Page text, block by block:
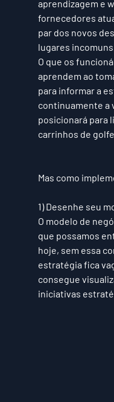
aprendizagem e
fornecedores
par dos novos
lugares incomuns.
O que os
aprendem ao
para informar a
continuamente a
posicionará para
carrinhos de
Mas como
1) Desenhe seu
O modelo de
que possamos
hoje, sem essa
estratégia fica
consegue
iniciativas